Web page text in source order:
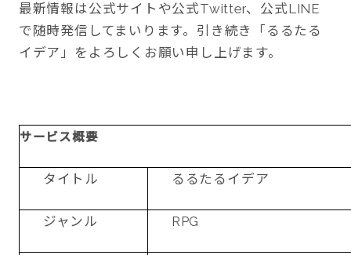
最新情報は公式サイトや公式Twitter、公式LINE
で随時発信してまいります。引き続き「るるたる
イデア」をよろしくお願い申し上げます。
サービス概要
タイトル るるたるイデア
ジャンル RPG